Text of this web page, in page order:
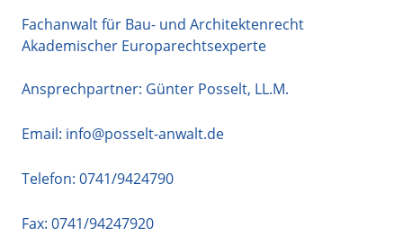
Fachanwalt für Bau- und Architektenrecht
Akademischer Europarechtsexperte
Ansprechpartner: Günter Posselt, LL.M.
Email: info@posselt-anwalt.de
Telefon: 0741/9424790
Fax: 0741/94247920